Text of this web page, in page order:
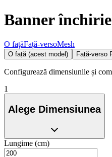
Banner
O fațăFață-versoMesh
O față (acest model) Față-verso
Configurează dimensiunile și
1
Alege Dimensiunea
Lungime (cm)